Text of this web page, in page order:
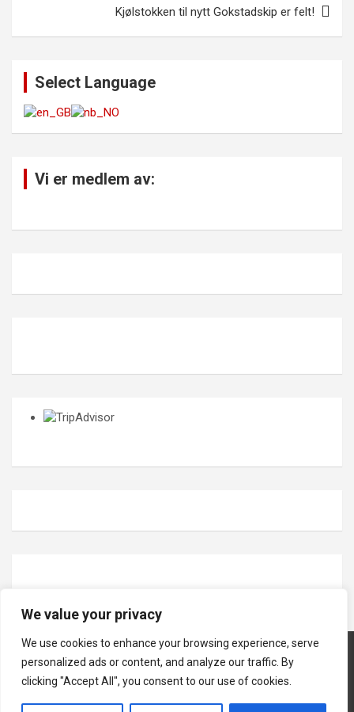
We value your privacy
We use cookies to enhance your browsing experience, serve
personalized ads or content, and analyze our traffic. By
clicking "Accept All", you consent to our use of cookies.
Kjølstokken til nytt Gokstadskip er felt!
Select Language
Vi er medlem av:
Copyright © 2026